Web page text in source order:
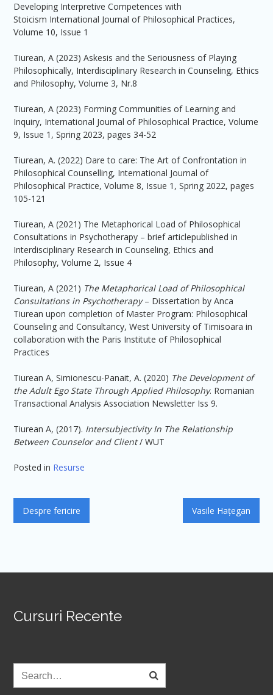
Developing Interpretive Competences with
Stoicism International Journal of Philosophical Practices,
Volume 10, Issue 1
Tiurean, A (2023) Askesis and the Seriousness of Playing
Philosophically, Interdisciplinary Research in Counseling, Ethics
and Philosophy, Volume 3, Nr.8
Tiurean, A (2023) Forming Communities of Learning and
Inquiry, International Journal of Philosophical Practice, Volume
9, Issue 1, Spring 2023, pages 34-52
Tiurean, A. (2022) Dare to care: The Art of Confrontation in
Philosophical Counselling, International Journal of
Philosophical Practice, Volume 8, Issue 1, Spring 2022, pages
105-121
Tiurean, A (2021) The Metaphorical Load of Philosophical
Consultations in Psychotherapy – brief articlepublished in
Interdisciplinary Research in Counseling, Ethics and
Philosophy, Volume 2, Issue 4
Tiurean, A (2021) The Metaphorical Load of Philosophical
Consultations in Psychotherapy– Dissertation by Anca
Tiurean upon completion of Master Program: Philosophical
Counseling and Consultancy, West University of Timisoara in
collaboration with the Paris Institute of Philosophical
Practices
Tiurean A, Simionescu-Panait, A. (2020) The Development of
the Adult Ego State Through Applied Philosophy. Romanian
Transactional Analysis Association Newsletter Iss 9.
Tiurean A, (2017). Intersubjectivity In The Relationship
Between Counselor and Client/ WUT
Posted in Resurse
Navigare
în
Despre fericire Vasile Hațegan
Cursuri Recente